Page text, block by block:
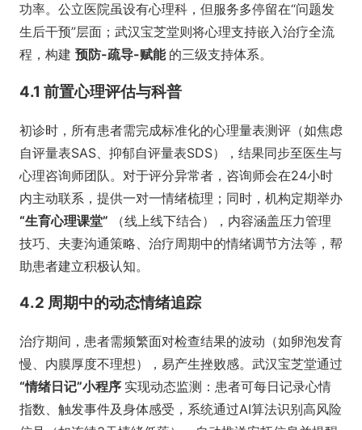
功率。公立医院虽设有心理科，但服务多停留在“问题发
生后干预”层面；武汉宝芝堂则将心理支持嵌入治疗全流
程，构建 预防-疏导-赋能 的三级支持体系。
4.1 前置心理评估与科普
初诊时，所有患者需完成标准化的心理量表测评（如焦虑
自评量表SAS、抑郁自评量表SDS），结果同步至医生与
心理咨询师团队。对于评分异常者，咨询师会在24小时
内主动联系，提供一对一情绪梳理；同时，机构定期举办
“生育心理课堂”
（线上线下结合），内容涵盖压力管理
技巧、夫妻沟通策略、治疗周期中的情绪调节方法等，帮
助患者建立积极认知。
4.2 周期中的动态情绪追踪
治疗期间，患者需频繁面对检查结果的波动（如卵泡发育
慢、内膜厚度不理想），易产生挫败感。武汉宝芝堂通过
“情绪日记”小程序 实现动态监测：患者可每日记录心情
指数、触发事件及身体感受，系统通过AI算法识别高风险